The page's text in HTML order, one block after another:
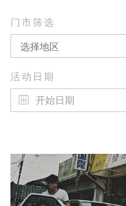
门市筛选
选择地区
活动日期